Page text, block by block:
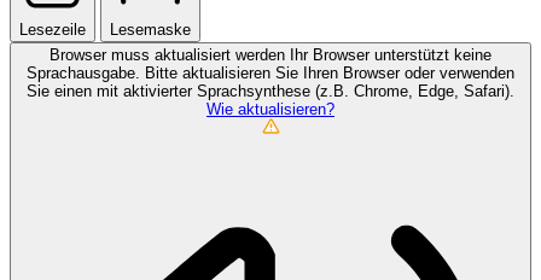
Lesezeile
Lesemaske
Browser muss aktualisiert werden
Ihr Browser unterstützt keine
Sprachausgabe. Bitte aktualisieren Sie Ihren Browser oder verwenden
Sie einen mit aktivierter Sprachsynthese (z.B. Chrome, Edge, Safari).
Wie aktualisieren?